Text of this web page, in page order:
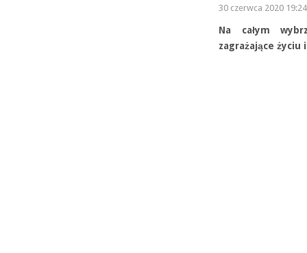
30 czerwca 2020 19:24
Na całym
zagrażające życiu